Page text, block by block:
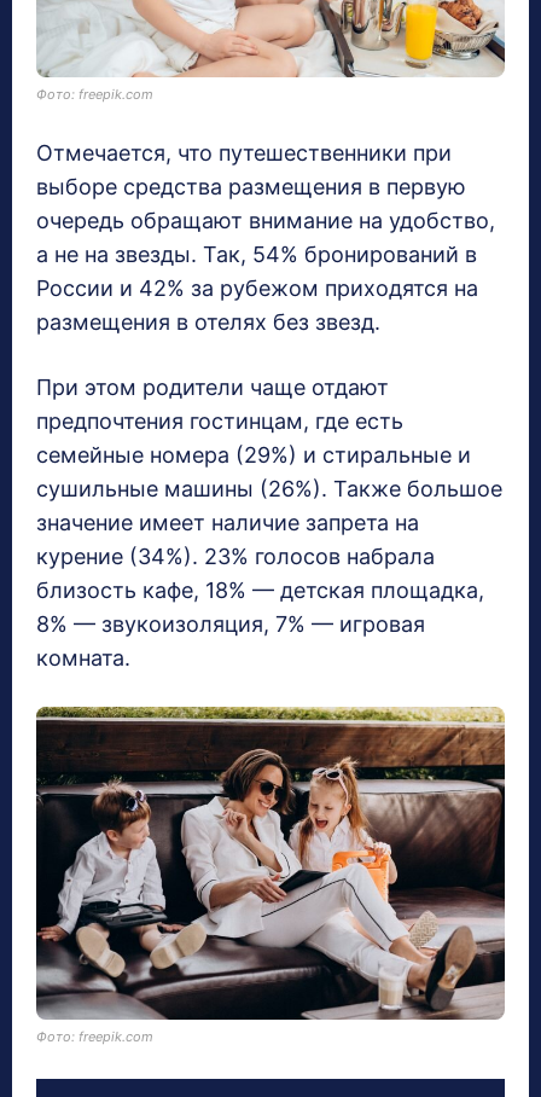
Фото: freepik.com
Отмечается, что путешественники при
выборе средства размещения в первую
очередь обращают внимание на удобство,
а не на звезды. Так, 54% бронирований в
России и 42% за рубежом приходятся на
размещения в отелях без звезд.
При этом родители чаще отдают
предпочтения гостинцам, где есть
семейные номера (29%) и стиральные и
сушильные машины (26%). Также большое
значение имеет наличие запрета на
курение (34%). 23% голосов набрала
близость кафе, 18% — детская площадка,
8% — звукоизоляция, 7% — игровая
комната.
Фото: freepik.com